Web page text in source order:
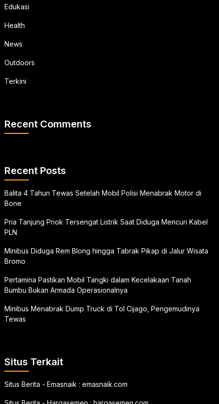
Edukasi
Health
News
Outdoors
Terkini
Recent Comments
Recent Posts
Balita 4 Tahun Tewas Setelah Mobil Polisi Menabrak Motor di
Bone
Pria Tanjung Priok Tersengat Listrik Saat Diduga Mencuri Kabel
PLN
Minibus Diduga Rem Blong hingga Tabrak Pikap di Jalur Wisata
Bromo
Pertamina Pastikan Mobil Tangki dalam Kecelakaan Tanah
Bumbu Bukan Armada Operasionalnya
Minibus Menabrak Dump Truck di Tol Cijago, Pengemudinya
Tewas
Situs Terkait
Situs Berita - Emasnaik : emasnaik.com